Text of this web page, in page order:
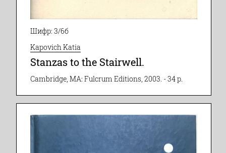
Шифр: 3/6б
Kapovich Katia
Stanzas to the Stairwell.
Cambridge, MA: Fulcrum Editions, 2003. - 34 p.